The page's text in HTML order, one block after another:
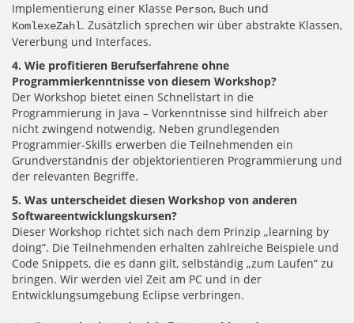
Implementierung einer Klasse Person, Buch und
KomlexeZahl. Zusätzlich sprechen wir über abstrakte Klassen,
Vererbung und Interfaces.
4. Wie profitieren Berufserfahrene ohne
Programmierkenntnisse von diesem Workshop?
Der Workshop bietet einen Schnellstart in die
Programmierung in Java – Vorkenntnisse sind hilfreich aber
nicht zwingend notwendig. Neben grundlegenden
Programmier-Skills erwerben die Teilnehmenden ein
Grundverständnis der objektorientieren Programmierung und
der relevanten Begriffe.
5. Was unterscheidet diesen Workshop von anderen
Softwareentwicklungskursen?
Dieser Workshop richtet sich nach dem Prinzip „learning by
doing“. Die Teilnehmenden erhalten zahlreiche Beispiele und
Code Snippets, die es dann gilt, selbständig „zum Laufen“ zu
bringen. Wir werden viel Zeit am PC und in der
Entwicklungsumgebung Eclipse verbringen.